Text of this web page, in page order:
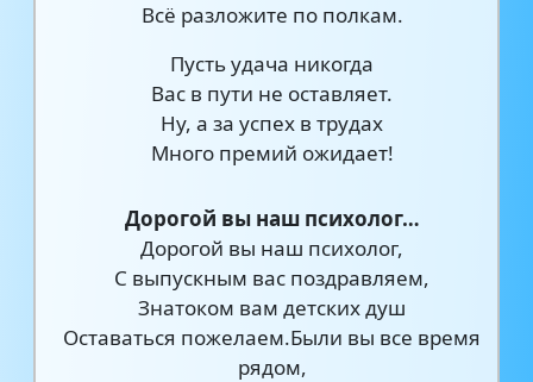
Всё разложите по полкам.
Пусть удача никогда
Вас в пути не оставляет.
Ну, а за успех в трудах
Много премий ожидает!
Дорогой вы наш психолог…
Дорогой вы наш психолог,
С выпускным вас поздравляем,
Знатоком вам детских душ
Оставаться пожелаем.Были вы все время
рядом,